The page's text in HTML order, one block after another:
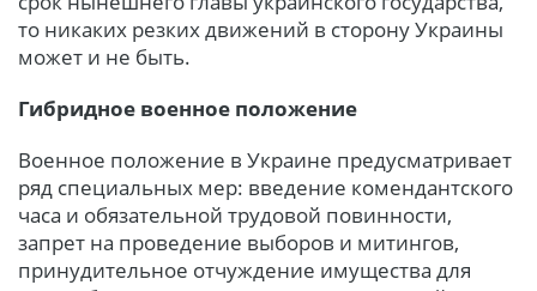
то никаких резких движений в сторону Украины
может и не быть.
Гибридное военное положение
Военное положение в Украине предусматривает
ряд специальных мер: введение комендантского
часа и обязательной трудовой повинности,
запрет на проведение выборов и митингов,
принудительное отчуждение имущества для